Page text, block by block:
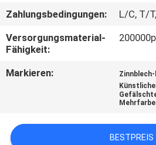
NACHRICHTEN
ALLE
FÄLLE
Zahlungsbedingungen:
L/C, T/T,
Versorgungsmaterial-
Fähigkeit:
Markieren:
BESTPREIS